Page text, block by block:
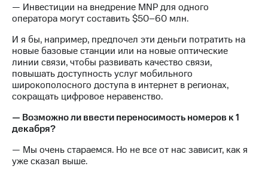
— Инвестиции на внедрение MNP для одного
оператора могут составить $50–60 млн.
И я бы, например, предпочел эти деньги потратить на
новые базовые станции или на новые оптические
линии связи, чтобы развивать качество связи,
повышать доступность услуг мобильного
широкополосного доступа в интернет в регионах,
сокращать цифровое неравенство.
— Возможно ли ввести переносимость номеров к 1
декабря?
— Мы очень стараемся. Но не все от нас зависит, как я
уже сказал выше.